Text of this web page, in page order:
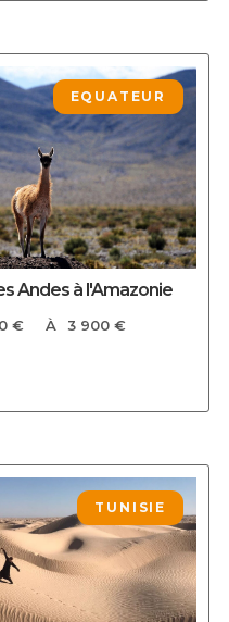
Andes à l'Amazonie
€ À 3 900 €
EQUATEUR
TUNISIE